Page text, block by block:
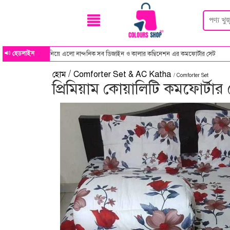
হেডলাইন
এলো নান্দনিক সব ডিজাইন ও কালার কম্বিনেশন এর কমফোর্টার সেট
হোম / Comforter Set & AC Katha / Comforter Set
প্রিমিয়াম কোয়ালিটি কমফোর্টার